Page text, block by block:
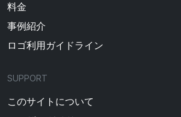
料金
事例紹介
ロゴ利用ガイドライン
SUPPORT
このサイトについて